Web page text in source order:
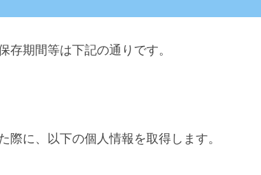
存期間等は下記の通りです。
に、以下の個人情報を取得します。